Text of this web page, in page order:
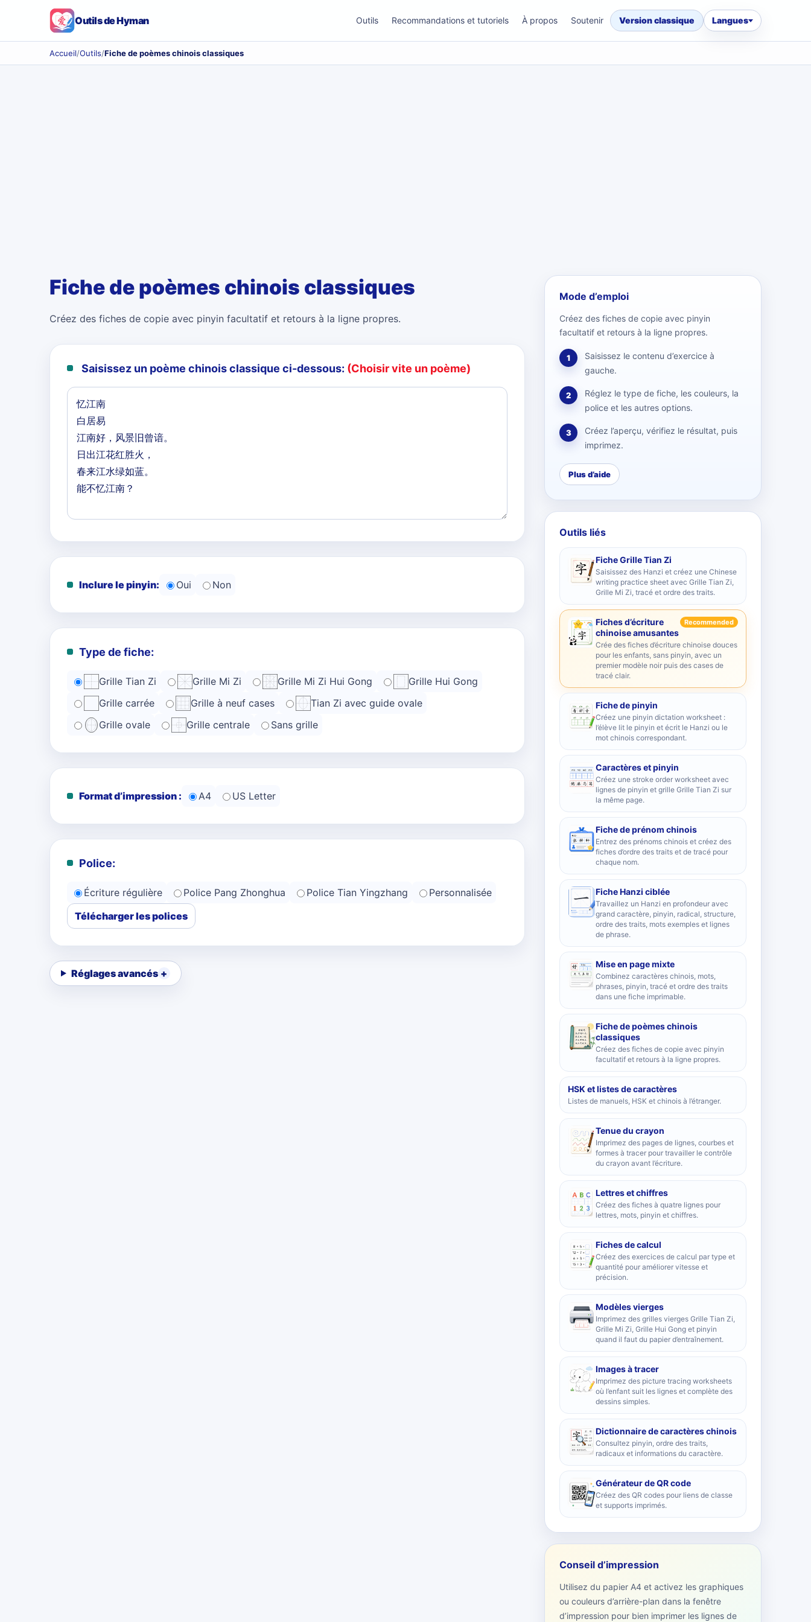
Outils de Hyman Outils Recommandations et tutoriels À propos Soutenir Version classique Langues
Accueil/Outils/Fiche de poèmes chinois classiques
Fiche de poèmes chinois classiques
Créez des fiches de copie avec pinyin facultatif et retours à la ligne propres.
Saisissez un poème chinois classique ci-dessous: (Choisir vite un poème)
Inclure le pinyin: Oui Non
Type de fiche:
Grille Tian Zi Grille Mi Zi Grille Mi Zi Hui Gong
Grille Hui Gong
Grille carrée
Grille à neuf cases
Tian Zi avec guide ovale
Grille ovale
Grille centrale Sans grille
Format d’impression : A4 US Letter
Police:
Écriture régulière Police Pang Zhonghua Police Tian Yingzhang
Personnalisée
Télécharger les polices
Réglages avancés
Mode d’emploi
Créez des fiches de copie avec pinyin
facultatif et retours à la ligne propres.
1
Saisissez le contenu d’exercice à
gauche.
2
Réglez le type de fiche, les couleurs, la
police et les autres options.
3
Créez l’aperçu, vérifiez le résultat, puis
imprimez.
Plus d’aide
Outils liés
Fiche Grille Tian Zi
Saisissez des Hanzi et créez une Chinese
writing practice sheet avec Grille Tian Zi,
Grille Mi Zi, tracé et ordre des traits.
Fiches d’écriture
chinoise amusantes
Recommended
Crée des fiches d’écriture chinoise douces
pour les enfants, sans pinyin, avec un
premier modèle noir puis des cases de
tracé clair.
Fiche de pinyin
Créez une pinyin dictation worksheet :
l’élève lit le pinyin et écrit le Hanzi ou le
mot chinois correspondant.
Caractères et pinyin
Créez une stroke order worksheet avec
lignes de pinyin et grille Grille Tian Zi sur
la même page.
Fiche de prénom chinois
Entrez des prénoms chinois et créez des
fiches d’ordre des traits et de tracé pour
chaque nom.
Fiche Hanzi ciblée
Travaillez un Hanzi en profondeur avec
grand caractère, pinyin, radical, structure,
ordre des traits, mots exemples et lignes
de phrase.
Mise en page mixte
Combinez caractères chinois, mots,
phrases, pinyin, tracé et ordre des traits
dans une fiche imprimable.
Fiche de poèmes chinois
classiques
Créez des fiches de copie avec pinyin
facultatif et retours à la ligne propres.
HSK et listes de caractères
Listes de manuels, HSK et chinois à l’étranger.
Tenue du crayon
Imprimez des pages de lignes, courbes et
formes à tracer pour travailler le contrôle
du crayon avant l’écriture.
Lettres et chiffres
Créez des fiches à quatre lignes pour
lettres, mots, pinyin et chiffres.
Fiches de calcul
Créez des exercices de calcul par type et
quantité pour améliorer vitesse et
précision.
Modèles vierges
Imprimez des grilles vierges Grille Tian Zi,
Grille Mi Zi, Grille Hui Gong et pinyin
quand il faut du papier d’entraînement.
Images à tracer
Imprimez des picture tracing worksheets
où l’enfant suit les lignes et complète des
dessins simples.
Dictionnaire de caractères chinois
Consultez pinyin, ordre des traits,
radicaux et informations du caractère.
Générateur de QR code
Créez des QR codes pour liens de classe
et supports imprimés.
Conseil d’impression
Utilisez du papier A4 et activez les graphiques
ou couleurs d’arrière-plan dans la fenêtre
d’impression pour bien imprimer les lignes de